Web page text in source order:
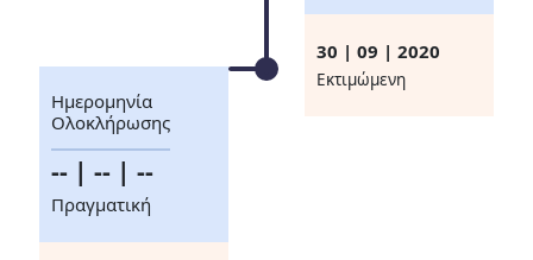
30 | 09 | 2020
Eκτιμώμενη
Ημερομηνία
Ολοκλήρωσης
-- | -- | --
Πραγματική